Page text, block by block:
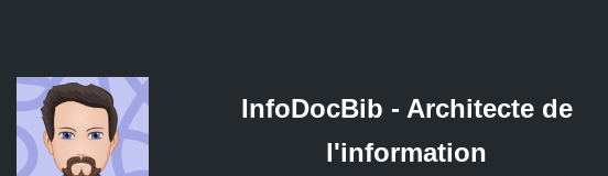
au
contenu
InfoDocBib - Architecte de
l'information